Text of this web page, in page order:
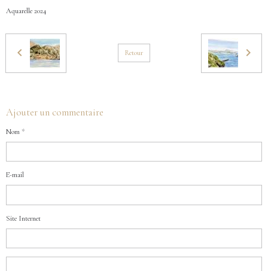
Aquarelle 2024
Retour
Ajouter un commentaire
Nom
E-mail
Site Internet